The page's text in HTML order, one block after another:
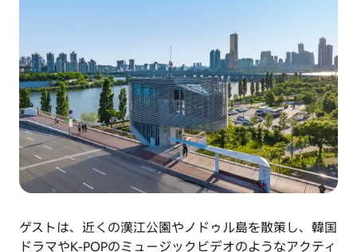
ゲストは、近くの漢江公園やノドゥル島を散策し、韓国
ドラマやK-POPのミュージックビデオのようなアクティ